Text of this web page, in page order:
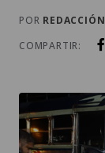
POR REDACCIÓN
COMPARTIR: